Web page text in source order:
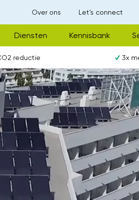
Over ons Let’s connect
Diensten Kennisbank
reductie 3x